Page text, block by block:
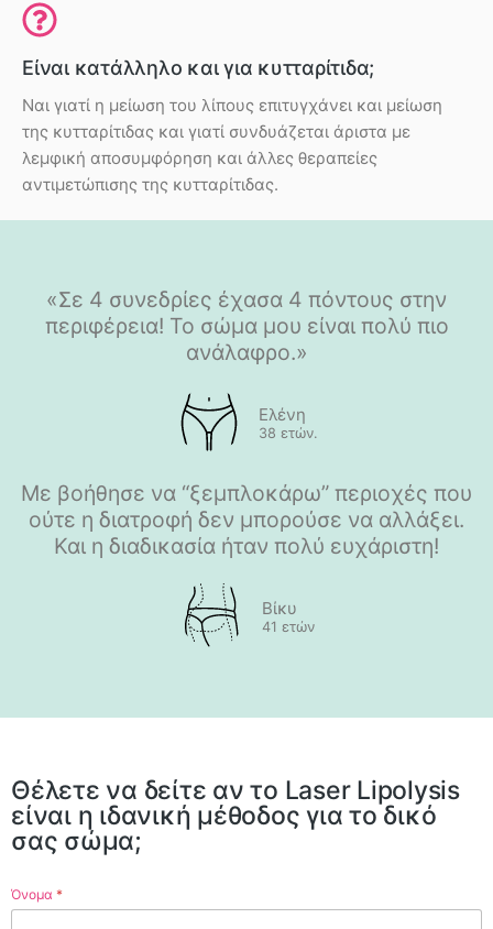
Είναι κατάλληλο και για κυτταρίτιδα;
Ναι γιατί η μείωση του λίπους επιτυγχάνει και μείωση
της κυτταρίτιδας και γιατί συνδυάζεται άριστα με
λεμφική αποσυμφόρηση και άλλες θεραπείες
αντιμετώπισης της κυτταρίτιδας.
«Σε 4 συνεδρίες έχασα 4 πόντους στην
περιφέρεια! Το σώμα μου είναι πολύ πιο
ανάλαφρο.»
Ελένη
38 ετών.
Με βοήθησε να “ξεμπλοκάρω” περιοχές που
ούτε η διατροφή δεν μπορούσε να αλλάξει.
Και η διαδικασία ήταν πολύ ευχάριστη!
Βίκυ
41 ετών
Θέλετε να δείτε αν το Laser Lipolysis
είναι η ιδανική μέθοδος για το δικό
σας σώμα;
Όνομα *